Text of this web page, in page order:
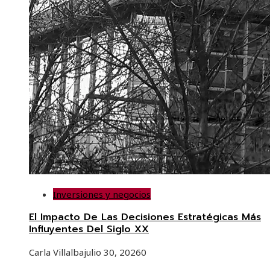
Inversiones y negocios
El Impacto De Las Decisiones Estratégicas Más
Influyentes Del Siglo XX
Carla Villalbajulio 30, 20260